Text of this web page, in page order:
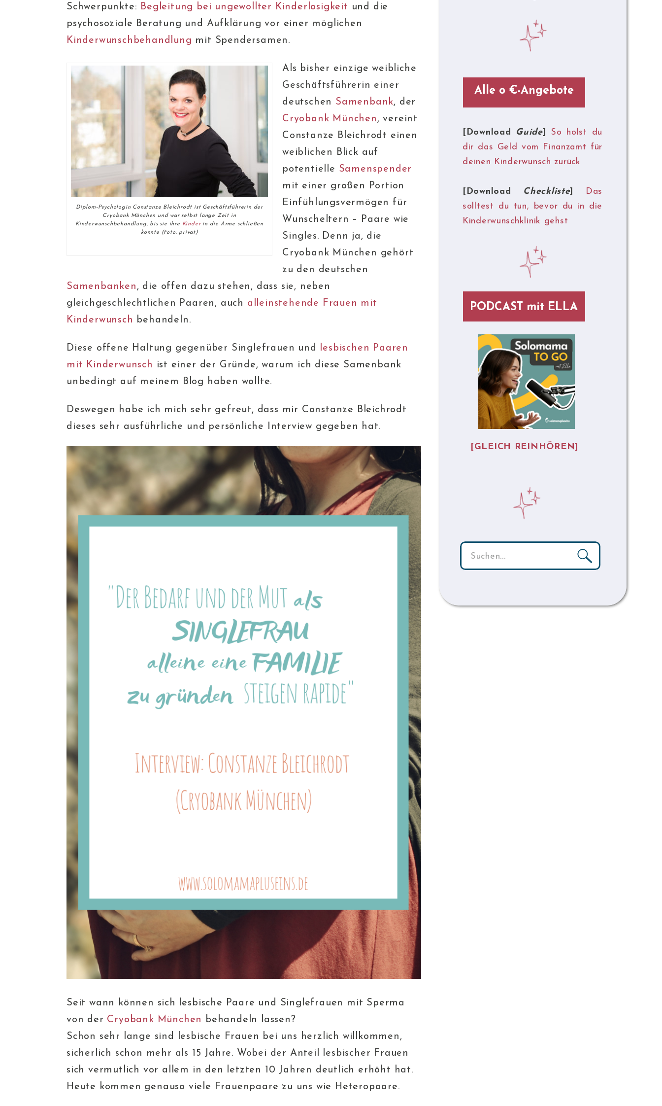
[Download Guide] So holst du
dir das Geld vom Finanzamt für
deinen Kinderwunsch zurück
[Download Checkliste]
Das
solltest du tun, bevor du in die
Kinderwunschklinik gehst
Search
Alle o €-Angebote
PODCAST mit ELLA
[GLEICH REINHÖREN]
Schwerpunkte: Begleitung bei ungewollter Kinderlosigkeit und die
psychosoziale Beratung und Aufklärung vor einer möglichen
Kinderwunschbehandlung mit Spendersamen.
Diplom-Psychologin Constanze Bleichrodt ist Geschäftsführerin der
Cryobank München und war selbst lange Zeit in
Kinderwunschbehandlung, bis sie ihre Kinderin die Arme schließen
konnte (Foto: privat)
Als bisher einzige weibliche
Geschäftsführerin einer
deutschen Samenbank, der
Cryobank München , vereint
Constanze Bleichrodt einen
weiblichen Blick auf
potentielle Samenspender
mit einer großen Portion
Einfühlungsvermögen für
Wunscheltern – Paare wie
Singles. Denn ja, die
Cryobank München gehört
zu den deutschen
Samenbanken , die offen dazu stehen, dass sie, neben
gleichgeschlechtlichen Paaren, auch alleinstehende Frauen mit
Kinderwunsch behandeln.
Diese offene Haltung gegenüber Singlefrauen und lesbischen Paaren
mit Kinderwunsch ist einer der Gründe, warum ich diese Samenbank
unbedingt auf meinem Blog haben wollte.
Deswegen habe ich mich sehr gefreut, dass mir Constanze Bleichrodt
dieses sehr ausführliche und persönliche Interview gegeben hat.
Seit wann können sich lesbische Paare und Singlefrauen mit Sperma
von der Cryobank München
behandeln lassen?
Schon sehr lange sind lesbische Frauen bei uns herzlich willkommen,
sicherlich schon mehr als 15 Jahre. Wobei der Anteil lesbischer Frauen
sich vermutlich vor allem in den letzten 10 Jahren deutlich erhöht hat.
Heute kommen genauso viele Frauenpaare zu uns wie Heteropaare.